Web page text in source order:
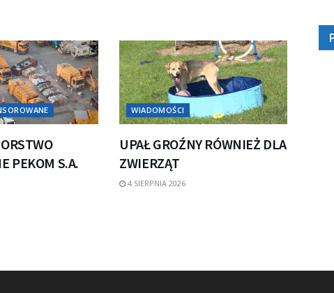
PEKOM S.A.
WIADOMOŚCI
UPAŁ GROŹNY RÓWNIEŻ DLA
ZWIERZĄT
4 SIERPNIA 2026